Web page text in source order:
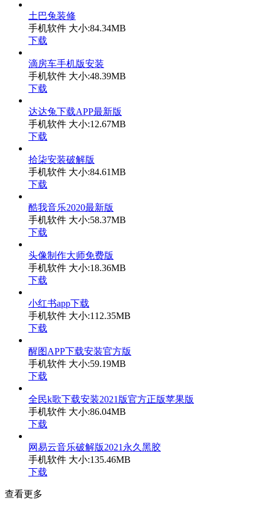
土巴兔装修
手机软件 大小:84.34MB
下载
滴房车手机版安装
手机软件 大小:48.39MB
下载
达达兔下载APP最新版
手机软件 大小:12.67MB
下载
拾柒安装破解版
手机软件 大小:84.61MB
下载
酷我音乐2020最新版
手机软件 大小:58.37MB
下载
头像制作大师免费版
手机软件 大小:18.36MB
下载
小红书app下载
手机软件 大小:112.35MB
下载
醒图APP下载安装官方版
手机软件 大小:59.19MB
下载
全民k歌下载安装2021版官方正版苹果版
手机软件 大小:86.04MB
下载
网易云音乐破解版2021永久黑胶
手机软件 大小:135.46MB
下载
查看更多